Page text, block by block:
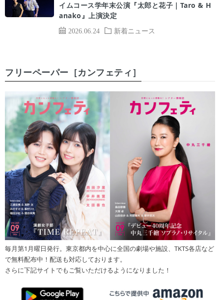
2026.06.24 新着ニュース
イムコース学年末公演『太郎と花子｜Taro & H
anako』上演決定
フリーペーパー［カンフェティ］
毎月第1月曜日発行。東京都内を中心に全国の劇場や施設、TKTS各店など
で無料配布中！配送も対応しております。
さらに下記サイトでもご覧いただけるようになりました！